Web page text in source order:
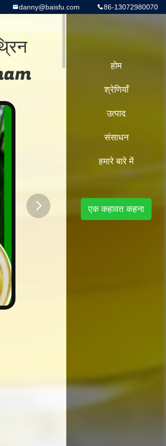
86-13072980070
danny@baisfu.com
होम
श्रेणियाँ
उत्पाद
संसाधन
हमारे बारे में
एक कहावत कहना